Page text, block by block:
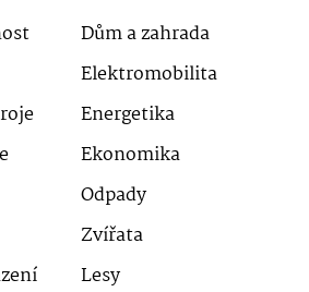
Dům a zahrada
Elektromobilita
Energetika
Ekonomika
Odpady
Zvířata
Lesy